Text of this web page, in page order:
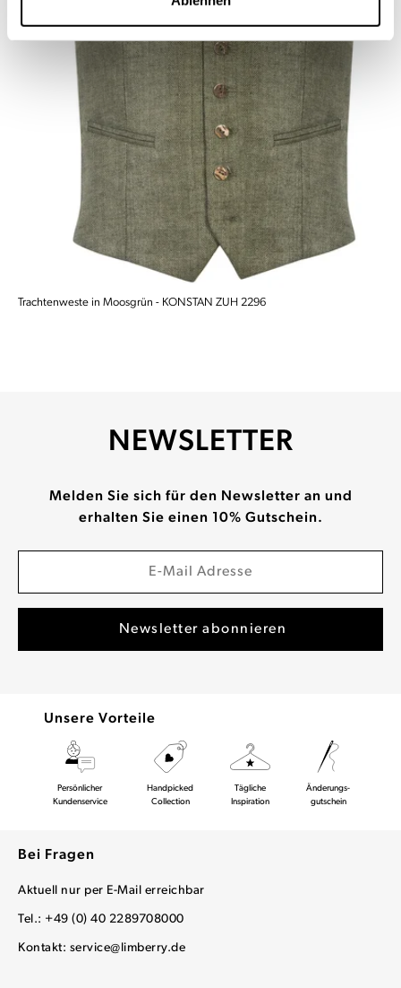
Trachtenweste in Moosgrün - KONSTAN ZUH 2296
NEWSLETTER
Melden Sie sich für den Newsletter an und
erhalten Sie einen 10% Gutschein.
Unsere Vorteile
Persönlicher
Kundenservice
Handpicked
Collection
Tägliche
Inspiration
Änderungs-
gutschein
Bei Fragen
Aktuell nur per E-Mail erreichbar
Tel.: +49 (0) 40 2289708000
Kontakt: service@limberry.de